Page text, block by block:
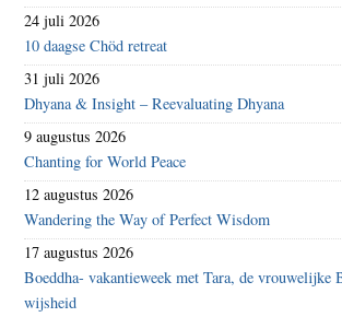
24 juli 2026
10 daagse Chöd retreat
31 juli 2026
Dhyana & Insight – Reevaluating Dhyana
9 augustus 2026
Chanting for World Peace
12 augustus 2026
Wandering the Way of Perfect Wisdom
17 augustus 2026
Boeddha- vakantieweek met Tara, de vrouwelijke
wijsheid